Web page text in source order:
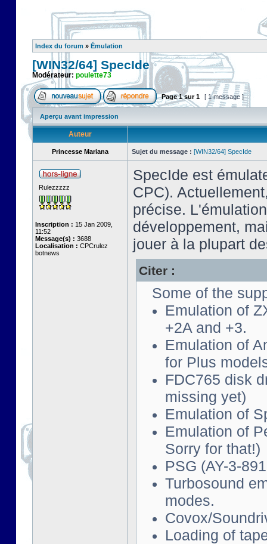
Index du forum » Émulation
[WIN32/64] SpecIde
Modérateur: poulette73
Page1sur1 [ 1 message ]
Aperçu avant impression
Auteur
Princesse Mariana Sujet du message : [WIN32/64] SpecIde
Rulezzzzz
Inscription : 15 Jan 2009,
11:52
Message(s) : 3688
Localisation : CPCrulez
botnews
SpecIde est
CPC).
précise.
développement,
jouer à la plupart
Citer :
Some of the
Emulation of
+2A and +3.
Emulation of
for Plus
FDC765 disk
missing yet)
Emulation of
Emulation of
Sorry for that!)
PSG (AY-3-
Turbosound
modes.
Covox/
Loading of